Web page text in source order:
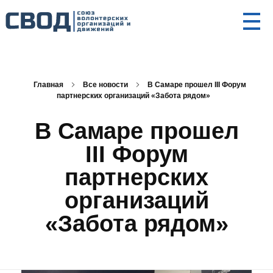
Главная Все новости
В Самаре прошел III Форум
партнерских организаций «Забота рядом»
В Самаре прошел
III Форум
партнерских
организаций
«Забота рядом»